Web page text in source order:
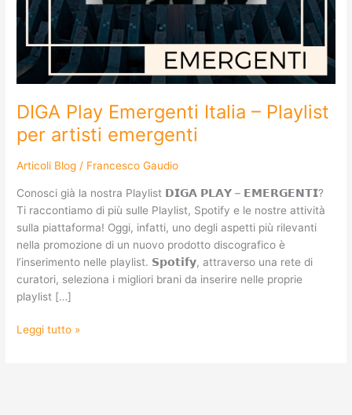
DIGA Play Emergenti Italia – Playlist
per artisti emergenti
Articoli Blog / Francesco Gaudio
Conosci già la nostra Playlist 𝗗𝗜𝗚𝗔 𝗣𝗟𝗔𝗬 – 𝗘𝗠𝗘𝗥𝗚𝗘𝗡𝗧𝗜?
Ti raccontiamo di più sulle Playlist, Spotify e le nostre attività
sulla piattaforma! Oggi, infatti, uno degli aspetti più rilevanti
nella promozione di un nuovo prodotto discografico è
l’inserimento nelle playlist. 𝗦𝗽𝗼𝘁𝗶𝗳𝘆, attraverso una rete di
curatori, seleziona i migliori brani da inserire nelle proprie
playlist […]
Leggi tutto »